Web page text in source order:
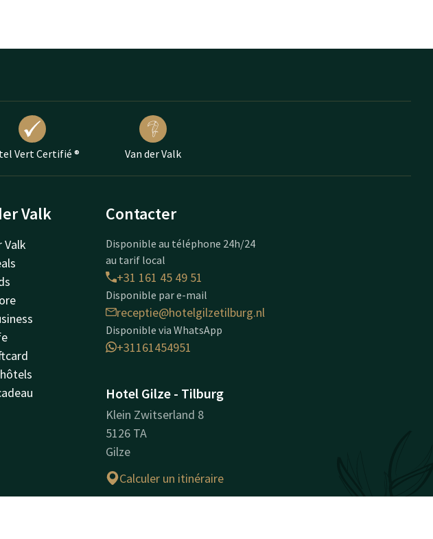
Vert Certifié ® Van der Valk
Valk
Valk
Contacter
Disponible au téléphone 24h/24
au tarif local
+31 161 45 49 51
Disponible par e-mail
receptie@hotelgilzetilburg.nl
Disponible via WhatsApp
+31161454951
Hotel Gilze - Tilburg
Klein Zwitserland 8
5126 TA
Gilze
Calculer un itinéraire